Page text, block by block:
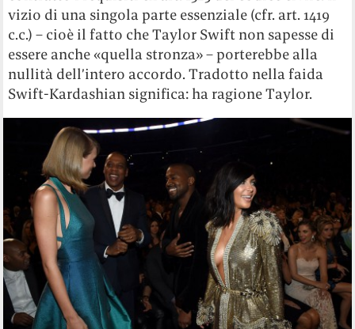
vizio di una singola parte essenziale (cfr. art. 1419
c.c.) – cioè il fatto che Taylor Swift non sapesse di
essere anche «quella stronza» – porterebbe alla
nullità dell’intero accordo. Tradotto nella faida
Swift-Kardashian significa: ha ragione Taylor.